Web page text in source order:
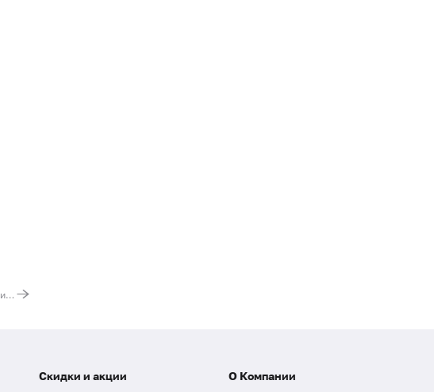
Определение экспансии триплетов при спиноцеребеллярной атаксии 2 типа. Ген ATXN2
Скидки и акции О Компании